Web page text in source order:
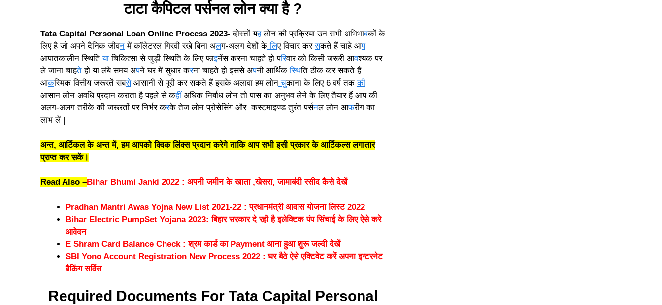
टाटा कैपिटल पर्सनल लोन क्या है ?
Tata Capital Personal Loan Online Process 2023- दोस्तों यहलोन की प्रक्रिया उन सभी अभिभावकों के
लिए है जो अपने दैनिक जीवन में कॉलेटरल गिरवी रखे बिना अलग-अलग देशों के लिए विचार करसकते हैं चाहे आप
आपातकालीन स्थितिया चिकित्सा से जुड़ी स्थिति के लिए फाइनेंस करना चाहते हो परिवार को किसी जरूरी आवश्यक पर
ले जाना चाहते हो या लंबे समय अपने घर में सुधार करना चाहते हो इससे अपनी आर्थिकस्थिति ठीक कर सकते हैं
आकस्मिक वित्तीय जरूरतें सबसेआसानी से पूरी कर सकते हैं इसके अलावा हम लोन चुकाना के लिए 6 वर्ष तककी
आसान लोन अवधि प्रदान कराता है पहले से कहीं अधिक निर्बाध लोन तो पास का अनुभव लेने के लिए तैयार हैं आप की
अलग-अलग तरीके की जरूरतों पर निर्भर करके तेज लोन प्रोसेसिंग और कस्टमाइज्ड तुरंत पर्सनल लोन आफरीग का
लाभ लें |
अन्त, आर्टिकल के अन्त में, हम आपको क्विक लिंक्स प्रदान करेगे ताकि आप सभी इसी प्रकार के आर्टिकल्स लगातार
प्राप्त कर सकें।
Read Also –Bihar Bhumi Janki 2022 : अपनी जमीन के खाता ,खेसरा, जामाबंदी रसीद कैसे देखें
Pradhan Mantri Awas Yojna New List 2021-22 : प्रधानमंत्री आवास योजना लिस्ट 2022
Bihar Electric PumpSet Yojana 2023: बिहार सरकार दे रही है इलेक्टिक पंप सिंचाई के लिए ऐसे करे
आवेदन
E Shram Card Balance Check : श्रम कार्ड का Payment आना हुआ शुरू जल्दी देखें
SBI Yono Account Registration New Process 2022 : घर बैठे ऐसे एक्टिवेट करें अपना इन्टरनेट
बैकिंग सर्विस
Required Documents For Tata Capital Personal